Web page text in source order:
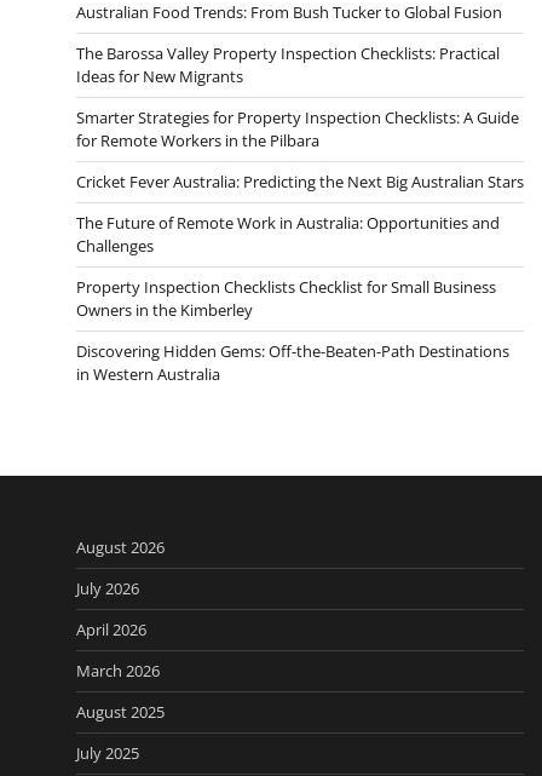
Australian Food Trends: From Bush Tucker to Global Fusion
The Barossa Valley Property Inspection Checklists: Practical
Ideas for New Migrants
Smarter Strategies for Property Inspection Checklists: A Guide
for Remote Workers in the Pilbara
Cricket Fever Australia: Predicting the Next Big Australian Stars
The Future of Remote Work in Australia: Opportunities and
Challenges
Property Inspection Checklists Checklist for Small Business
Owners in the Kimberley
Discovering Hidden Gems: Off-the-Beaten-Path Destinations
in Western Australia
August 2026
July 2026
April 2026
March 2026
August 2025
July 2025